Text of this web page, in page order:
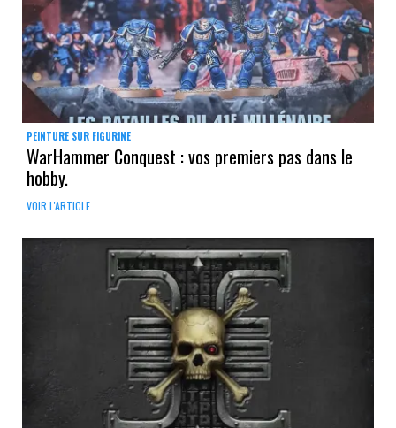
PEINTURE SUR FIGURINE
WarHammer Conquest : vos premiers pas dans le
hobby.
VOIR L'ARTICLE